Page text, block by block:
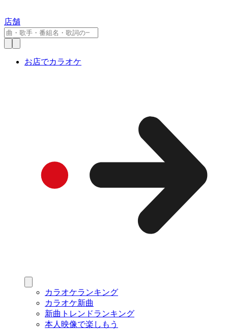
店舗
お店でカラオケ
カラオケランキング
カラオケ新曲
新曲トレンドランキング
本人映像で楽しもう